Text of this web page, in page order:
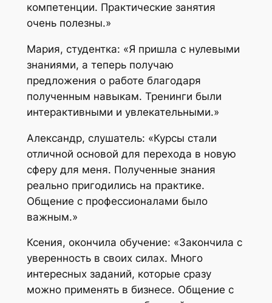
компетенции. Практические занятия
очень полезны.»
Мария, студентка: «Я пришла с нулевыми
знаниями, а теперь получаю
предложения о работе благодаря
полученным навыкам. Тренинги были
интерактивными и увлекательными.»
Александр, слушатель: «Курсы стали
отличной основой для перехода в новую
сферу для меня. Полученные знания
реально пригодились на практике.
Общение с профессионалами было
важным.»
Ксения, окончила обучение: «Закончила с
уверенность в своих силах. Много
интересных заданий, которые сразу
можно применять в бизнесе. Общение с